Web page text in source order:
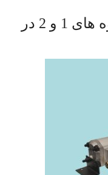
واردات انواع دیوایدر گروه های 1 و 2 در